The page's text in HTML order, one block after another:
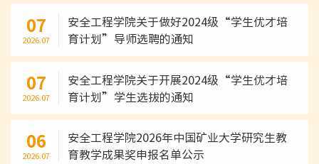
07
2026.07
安全工程学院关于做好2024级“学生优才培
育计划”导师选聘的通知
07
2026.07
安全工程学院关于开展2024级“学生优才培
育计划”学生选拔的通知
06
2026.07
安全工程学院2026年中国矿业大学研究生教
育教学成果奖申报名单公示